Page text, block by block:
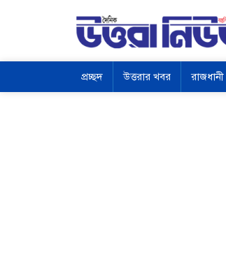
প্রচ্ছদ উত্তরার খবর রাজধানী